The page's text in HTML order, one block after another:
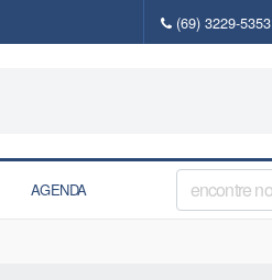
(69) 3229-5353
AGENDA